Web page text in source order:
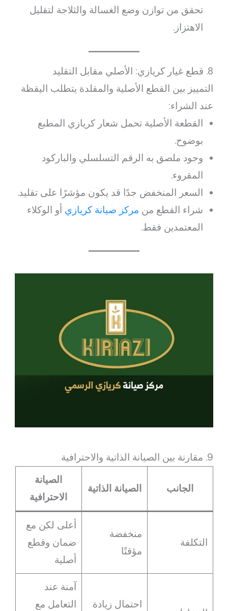
تحقق من توازن وضع الغسالة والثلاجة لتقليل
الاهتزاز.
8. قطع غيار كريازي: الأصلي مقابل التقليد
التمييز بين القطع الأصلية والمقلدة يتطلب اليقظة
عند الشراء:
القطعة الأصلية تحمل شعار كريازي المطبع
بوضوح.
وجود ملصق به الرقم التسلسلي والباركود
المقروء.
السعر المنخفض جدًا قد يكون مؤشرًا على تقليد.
شراء القطع من مركز صيانة كريازي أو الوكلاء
المعتمدين فقط.
9. مقارنة بين الصيانة الذاتية والاحترافية
الجانب الصيانة الذاتية
الصيانة
الاحترافية
التكلفة
منخفضة
مؤقتًا
أعلى لكن مع
ضمان وقطع
أصلية
احتمال زيادة
آمنة عند
التعامل مع